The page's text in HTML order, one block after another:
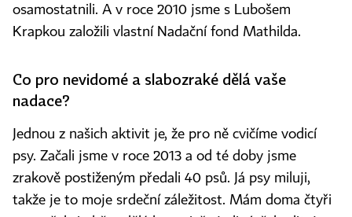
osamostatnili. A v roce 2010 jsme s Lubošem
Krapkou založili vlastní Nadační fond Mathilda.
Co pro nevidomé a slabozraké dělá vaše
nadace?
Jednou z našich aktivit je, že pro ně cvičíme vodicí
psy. Začali jsme v roce 2013 a od té doby jsme
zrakově postiženým předali 40 psů. Já psy miluji,
takže je to moje srdeční záležitost. Mám doma čtyři